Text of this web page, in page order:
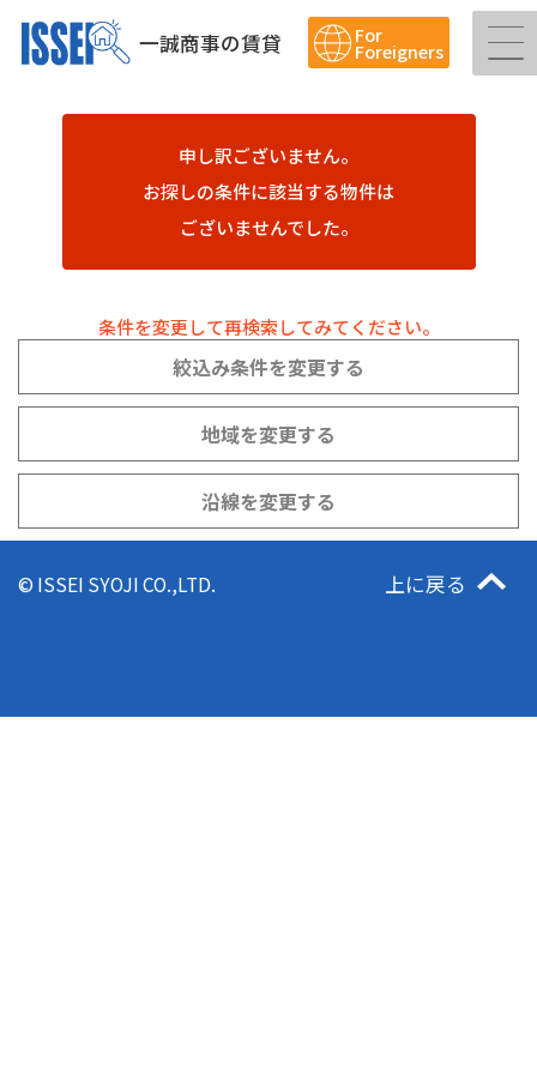
一誠商事の賃貸 For
Foreigners
申し訳ございません。
お探しの条件に該当する物件は
ございませんでした。
条件を変更して再検索してみてください。
絞込み条件を変更する
地域を変更する
沿線を変更する
© ISSEI SYOJI CO.,LTD. 上に戻る